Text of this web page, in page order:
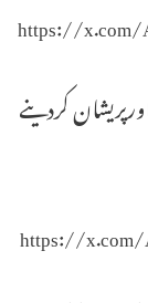
https://x.com/
کردینے
https://x.com/